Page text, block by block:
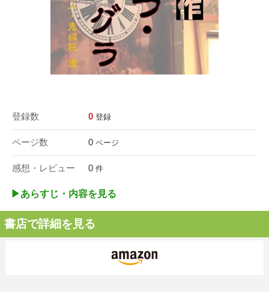
登録数 0 登録
ページ数 0 ページ
感想・レビュー 0 件
▶︎あらすじ・内容を見る
書店で詳細を見る